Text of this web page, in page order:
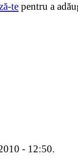
te pentru a
- 12:50.